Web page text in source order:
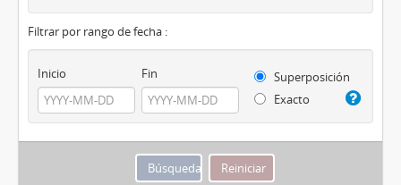
Filtrar por rango de fecha :
Inicio Fin
Superposición
Exacto